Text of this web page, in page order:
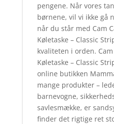
pengene. Når vores
børnene, vil vi ikke gå
når du står med Cam
Køletaske – Classic
kvaliteten i orden.
Køletaske – Classic
online butikken
mange produkter –
barnevogne,
savlesmække, er
finder det rigtige ret